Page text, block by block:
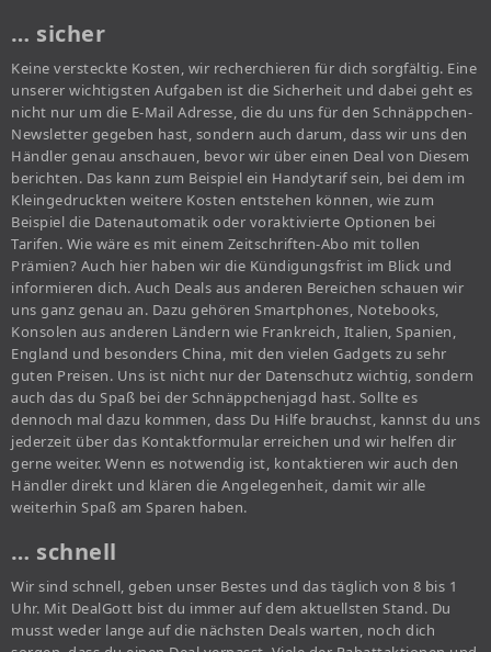
… sicher
Keine versteckte Kosten, wir recherchieren für dich sorgfältig. Eine
unserer wichtigsten Aufgaben ist die Sicherheit und dabei geht es
nicht nur um die E-Mail Adresse, die du uns für den Schnäppchen-
Newsletter gegeben hast, sondern auch darum, dass wir uns den
Händler genau anschauen, bevor wir über einen Deal von Diesem
berichten. Das kann zum Beispiel ein Handytarif sein, bei dem im
Kleingedruckten weitere Kosten entstehen können, wie zum
Beispiel die Datenautomatik oder voraktivierte Optionen bei
Tarifen. Wie wäre es mit einem Zeitschriften-Abo mit tollen
Prämien? Auch hier haben wir die Kündigungsfrist im Blick und
informieren dich. Auch Deals aus anderen Bereichen schauen wir
uns ganz genau an. Dazu gehören Smartphones, Notebooks,
Konsolen aus anderen Ländern wie Frankreich, Italien, Spanien,
England und besonders China, mit den vielen Gadgets zu sehr
guten Preisen. Uns ist nicht nur der Datenschutz wichtig, sondern
auch das du Spaß bei der Schnäppchenjagd hast. Sollte es
dennoch mal dazu kommen, dass Du Hilfe brauchst, kannst du uns
jederzeit über das Kontaktformular erreichen und wir helfen dir
gerne weiter. Wenn es notwendig ist, kontaktieren wir auch den
Händler direkt und klären die Angelegenheit, damit wir alle
weiterhin Spaß am Sparen haben.
… schnell
Wir sind schnell, geben unser Bestes und das täglich von 8 bis 1
Uhr. Mit DealGott bist du immer auf dem aktuellsten Stand. Du
musst weder lange auf die nächsten Deals warten, noch dich